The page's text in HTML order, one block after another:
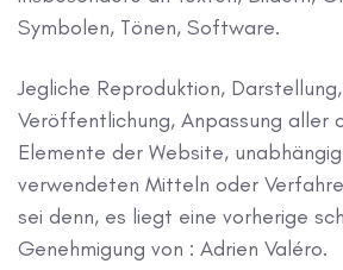
Symbolen, Tönen, Software.
Jegliche Reproduktion,
Veröffentlichung, Anpassung aller
Elemente der Website,
verwendeten Mitteln oder
sei denn, es liegt eine vorherige
Genehmigung von : Adrien Valéro.